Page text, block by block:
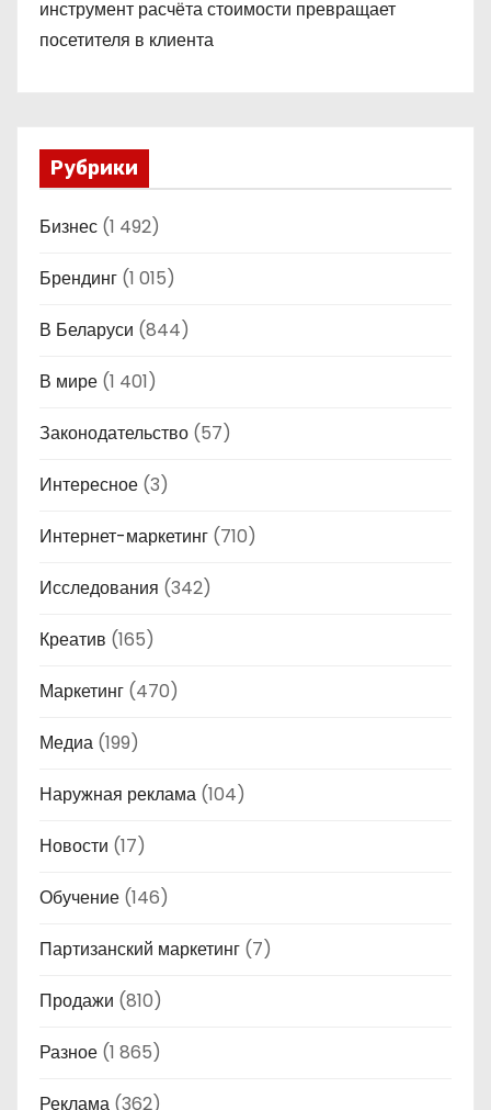
инструмент расчёта стоимости превращает
посетителя в клиента
Рубрики
Бизнес (1 492)
Брендинг (1 015)
В Беларуси (844)
В мире (1 401)
Законодательство (57)
Интересное (3)
Интернет-маркетинг (710)
Исследования (342)
Креатив (165)
Маркетинг (470)
Медиа (199)
Наружная реклама (104)
Новости (17)
Обучение (146)
Партизанский маркетинг (7)
Продажи (810)
Разное (1 865)
Реклама (362)